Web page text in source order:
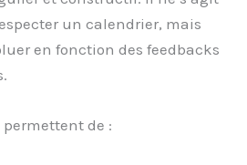
un calendrier, mais
en fonction des feedbacks
de :